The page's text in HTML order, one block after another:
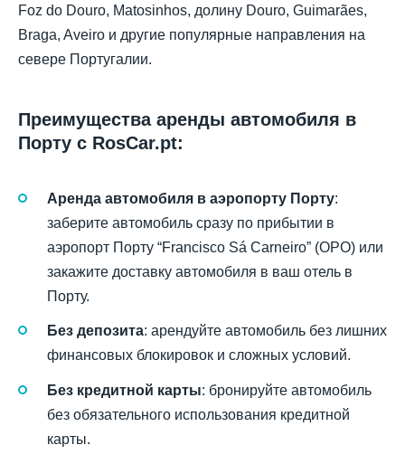
Foz do Douro, Matosinhos, долину Douro, Guimarães,
Braga, Aveiro и другие популярные направления на
севере Португалии.
Преимущества аренды автомобиля в
Порту с RosCar.pt:
Аренда автомобиля в аэропорту Порту:
заберите автомобиль сразу по прибытии в
аэропорт Порту “Francisco Sá Carneiro” (OPO) или
закажите доставку автомобиля в ваш отель в
Порту.
Без депозита: арендуйте автомобиль без лишних
финансовых блокировок и сложных условий.
Без кредитной карты: бронируйте автомобиль
без обязательного использования кредитной
карты.